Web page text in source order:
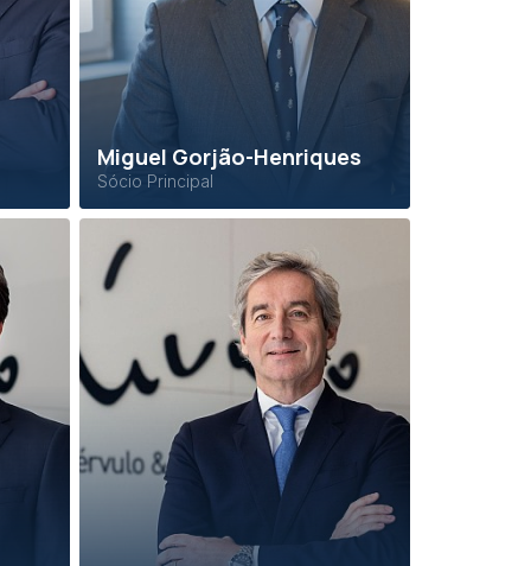
Miguel Gorjão-Henriques
Sócio Principal